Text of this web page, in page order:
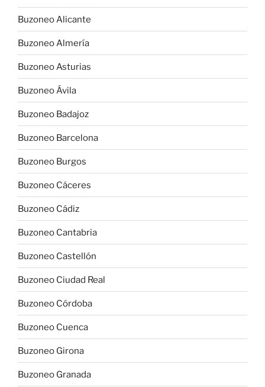
Buzoneo Alicante
Buzoneo Almería
Buzoneo Asturias
Buzoneo Ávila
Buzoneo Badajoz
Buzoneo Barcelona
Buzoneo Burgos
Buzoneo Cáceres
Buzoneo Cádiz
Buzoneo Cantabria
Buzoneo Castellón
Buzoneo Ciudad Real
Buzoneo Córdoba
Buzoneo Cuenca
Buzoneo Girona
Buzoneo Granada